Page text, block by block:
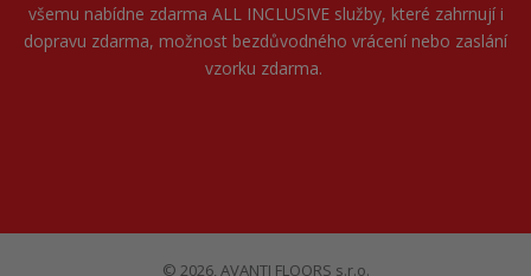
všemu nabídne zdarma ALL INCLUSIVE služby, které zahrnují i
dopravu zdarma, možnost bezdůvodného vrácení nebo zaslání
vzorku zdarma.
© 2026, AVANTI FLOORS s.r.o.